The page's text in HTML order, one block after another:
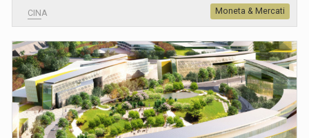
CINA Moneta & Mercati